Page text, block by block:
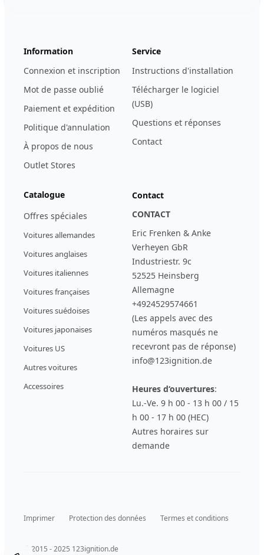
Information
Connexion et inscription
Mot de passe oublié
Paiement et expédition
Politique d'annulation
À propos de nous
Outlet Stores
Service
Instructions d'installation
Télécharger le logiciel
(USB)
Questions et réponses
Contact
Catalogue
Offres spéciales
Voitures allemandes
Voitures anglaises
Voitures italiennes
Voitures françaises
Voitures suédoises
Voitures japonaises
Voitures US
Autres voitures
Accessoires
Contact
CONTACT
Eric Frenken & Anke
Verheyen GbR
Industriestr. 9c
52525 Heinsberg
Allemagne
+4924529574661
(Les appels avec des
numéros masqués ne
recevront pas de réponse)
info@123ignition.de
Heures d‘ouvertures:
Lu.-Ve. 9 h 00 - 13 h 00 / 15
h 00 - 17 h 00 (HEC)
Autres horaires sur
demande
Imprimer Protection des données Termes et conditions
© 2015 - 2025 123ignition.de